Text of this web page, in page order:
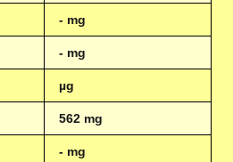
- mg
- mg
µg
562 mg
- mg